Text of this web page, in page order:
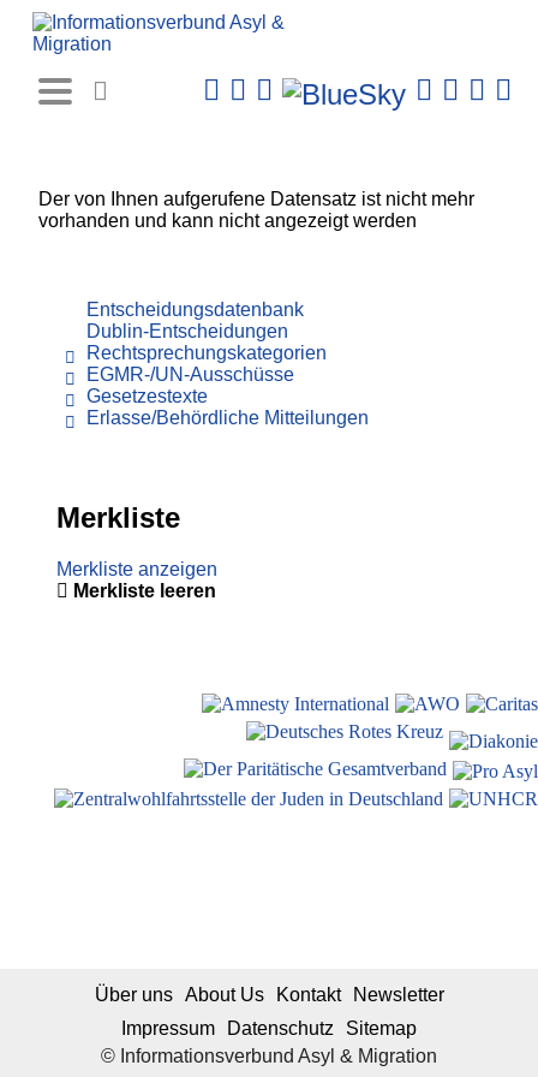
Der von Ihnen aufgerufene Datensatz ist nicht mehr
vorhanden und kann nicht angezeigt werden
Entscheidungsdatenbank
Dublin-Entscheidungen
Rechtsprechungskategorien
EGMR-/UN-Ausschüsse
Gesetzestexte
Erlasse/Behördliche Mitteilungen
Merkliste
Merkliste anzeigen
Merkliste leeren
© Informationsverbund Asyl & Migration
Über uns About Us Kontakt
Newsletter
Impressum
Datenschutz Sitemap